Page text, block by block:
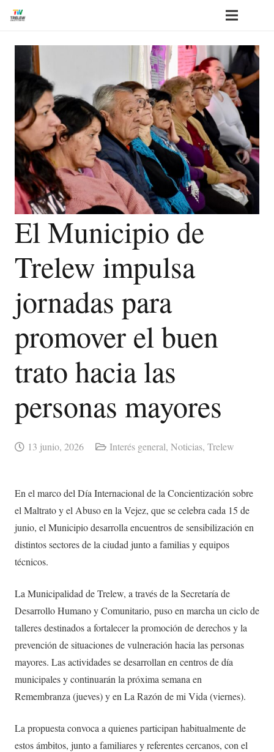
El Municipio de
Trelew impulsa
jornadas para
promover el buen
trato hacia las
personas mayores
13 junio, 2026 Interés general, Noticias, Trelew
En el marco del Día Internacional de la Concientización sobre
el Maltrato y el Abuso en la Vejez, que se celebra cada 15 de
junio, el Municipio desarrolla encuentros de sensibilización en
distintos sectores de la ciudad junto a familias y equipos
técnicos.
La Municipalidad de Trelew, a través de la Secretaría de
Desarrollo Humano y Comunitario, puso en marcha un ciclo de
talleres destinados a fortalecer la promoción de derechos y la
prevención de situaciones de vulneración hacia las personas
mayores. Las actividades se desarrollan en centros de día
municipales y continuarán la próxima semana en
Remembranza (jueves) y en La Razón de mi Vida (viernes).
La propuesta convoca a quienes participan habitualmente de
estos ámbitos, junto a familiares y referentes cercanos, con el